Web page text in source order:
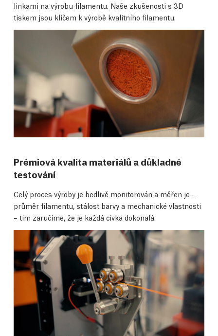
linkami na výrobu filamentu. Naše zkušenosti s 3D
tiskem jsou klíčem k výrobě kvalitního filamentu.
Prémiová kvalita materiálů a důkladné
testování
Celý proces výroby je bedlivě monitorován a měřen je –
průměr filamentu, stálost barvy a mechanické vlastnosti
– tím zaručíme, že je každá cívka dokonalá.